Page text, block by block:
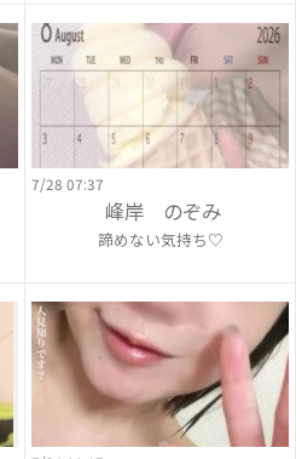
7/28 07:37
峰岸 のぞみ
諦めない気持ち♡